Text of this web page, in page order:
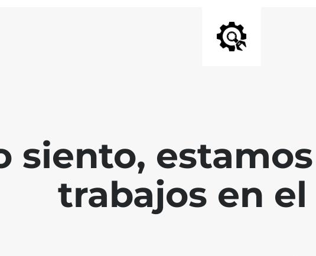
siento,
trabajos en